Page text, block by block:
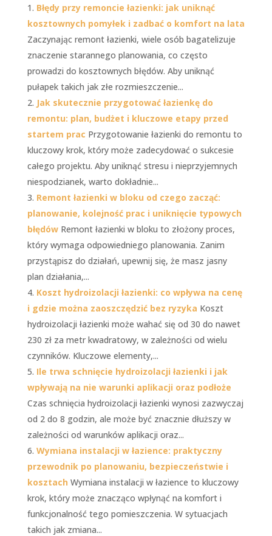
Błędy przy remoncie łazienki: jak uniknąć
kosztownych pomyłek i zadbać o komfort na lata
Zaczynając remont łazienki, wiele osób bagatelizuje
znaczenie starannego planowania, co często
prowadzi do kosztownych błędów. Aby uniknąć
pułapek takich jak złe rozmieszczenie...
Jak skutecznie przygotować łazienkę do
remontu: plan, budżet i kluczowe etapy przed
startem prac Przygotowanie łazienki do remontu to
kluczowy krok, który może zadecydować o sukcesie
całego projektu. Aby uniknąć stresu i nieprzyjemnych
niespodzianek, warto dokładnie...
Remont łazienki w bloku od czego zacząć:
planowanie, kolejność prac i uniknięcie typowych
błędów Remont łazienki w bloku to złożony proces,
który wymaga odpowiedniego planowania. Zanim
przystąpisz do działań, upewnij się, że masz jasny
plan działania,...
Koszt hydroizolacji łazienki: co wpływa na cenę
i gdzie można zaoszczędzić bez ryzyka Koszt
hydroizolacji łazienki może wahać się od 30 do nawet
230 zł za metr kwadratowy, w zależności od wielu
czynników. Kluczowe elementy,...
Ile trwa schnięcie hydroizolacji łazienki i jak
wpływają na nie warunki aplikacji oraz podłoże
Czas schnięcia hydroizolacji łazienki wynosi zazwyczaj
od 2 do 8 godzin, ale może być znacznie dłuższy w
zależności od warunków aplikacji oraz...
Wymiana instalacji w łazience: praktyczny
przewodnik po planowaniu, bezpieczeństwie i
kosztach Wymiana instalacji w łazience to kluczowy
krok, który może znacząco wpłynąć na komfort i
funkcjonalność tego pomieszczenia. W sytuacjach
takich jak zmiana...